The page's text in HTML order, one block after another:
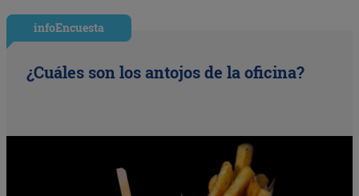
infoEncuesta
¿Cuáles son los antojos de la oficina?